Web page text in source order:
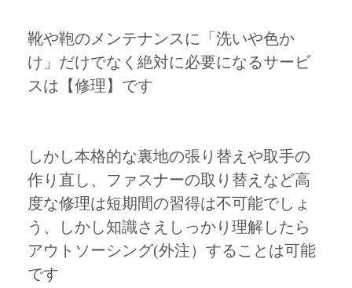
靴や鞄のメンテナンスに「洗いや色か
け」だけでなく絶対に必要になるサービ
スは【修理】です
しかし本格的な裏地の張り替えや取手の
作り直し、ファスナーの取り替えなど高
度な修理は短期間の習得は不可能でしょ
う、しかし知識さえしっかり理解したら
アウトソーシング(外注）することは可能
です